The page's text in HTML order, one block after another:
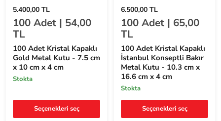
100
Adet
Kristal
Kapaklı
Gold
Metal
Kutu
-
7.5
cm
x
cm
4
5.400,00 TL
100 Adet | 54,00
TL
100 Adet Kristal Kapaklı
Gold Metal Kutu - 7.5 cm
x 10 cm x 4 cm
stokta
Seçenekleri seç
100
Adet
Kristal
Kapaklı
İstanbul
Konseptli
Bakır
Metal
Kutu
10.3
cm
x
cm
6.500,00 TL
100 Adet | 65,00
TL
100 Adet Kristal Kapaklı
İstanbul Konseptli Bakır
Metal Kutu - 10.3 cm x
16.6 cm x 4 cm
stokta
Seçenekleri seç